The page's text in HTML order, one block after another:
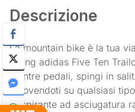
Descrizione
La mountain bike è la tua
biking adidas Five Ten
mentre pedali, spingi in
muovendoti su qualsiasi
traspirante ad asciugatura